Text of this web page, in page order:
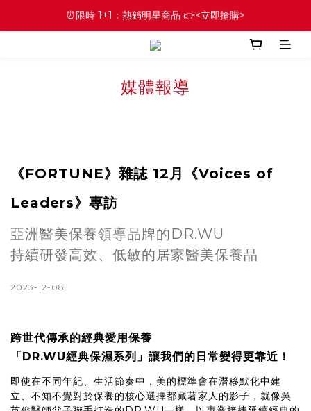
⏰限時 1+1：熱銷明星商品 👉<立即搶購>
媒體報導
《FORTUNE》雜誌 12月《Voices of
Leaders》專訪
亞洲醫美保養領導品牌的DR.WU
持續研發高效、低敏的居家醫美保養品
2023-12-08
跨世代傳承的經典愛用保養
「DR.WU經典保濕系列」讓我們的日常變得更靠近！
即使在不同年紀、生活節奏中，美的標準會在潛移默化中建
立、不知不覺對於保養的核心選擇都藏著家人的影子，就像吳